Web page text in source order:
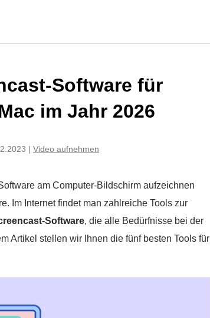
Software für
im Jahr 2026
| Video aufnehmen
am Computer-Bildschirm aufzeichnen
Im Internet findet man zahlreiche Tools zur
Software, die alle Bedürfnisse bei der
Artikel stellen wir Ihnen die fünf besten Tools für